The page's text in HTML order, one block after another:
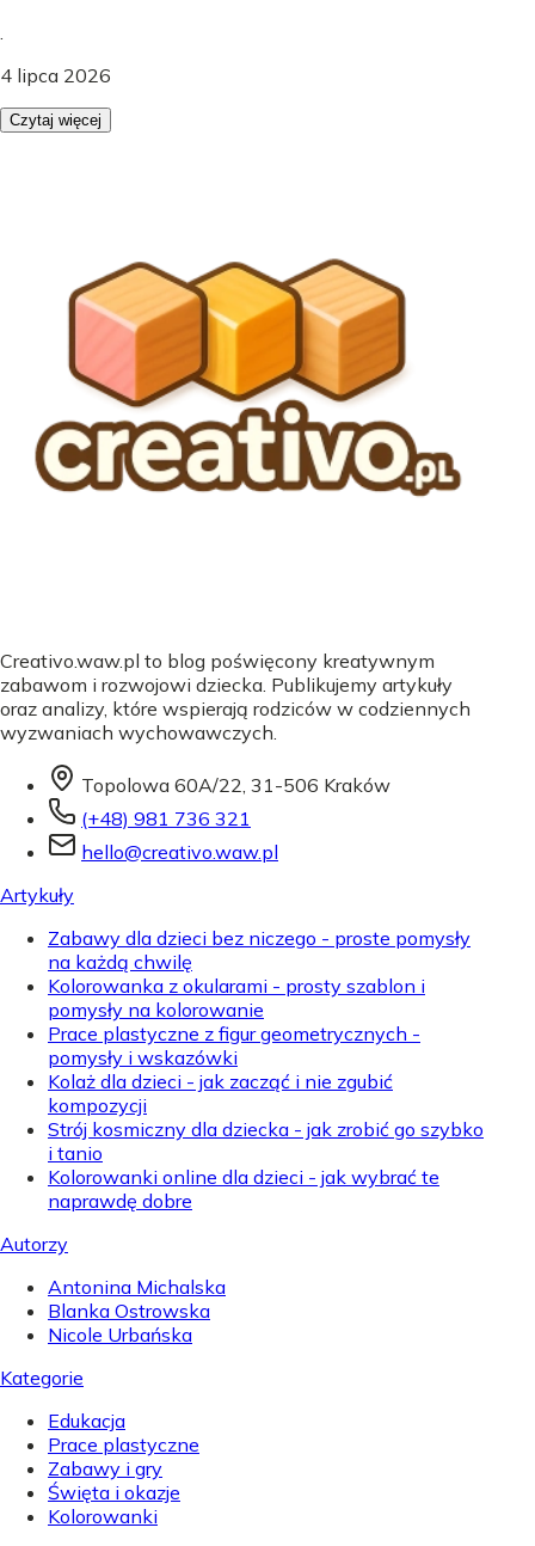
4 lipca 2026
Czytaj więcej
Creativo.waw.pl to blog poświęcony kreatywnym
zabawom i rozwojowi dziecka. Publikujemy artykuły
oraz analizy, które wspierają rodziców w codziennych
wyzwaniach wychowawczych.
Topolowa 60A/22, 31-506 Kraków
(+48) 981 736 321
hello@creativo.waw.pl
Artykuły
Zabawy dla dzieci bez niczego - proste pomysły
na każdą chwilę
Kolorowanka z okularami - prosty szablon i
pomysły na kolorowanie
Prace plastyczne z figur geometrycznych -
pomysły i wskazówki
Kolaż dla dzieci - jak zacząć i nie zgubić
kompozycji
Strój kosmiczny dla dziecka - jak zrobić go szybko
i tanio
Kolorowanki online dla dzieci - jak wybrać te
naprawdę dobre
Autorzy
Antonina Michalska
Blanka Ostrowska
Nicole Urbańska
Kategorie
Edukacja
Prace plastyczne
Zabawy i gry
Święta i okazje
Kolorowanki